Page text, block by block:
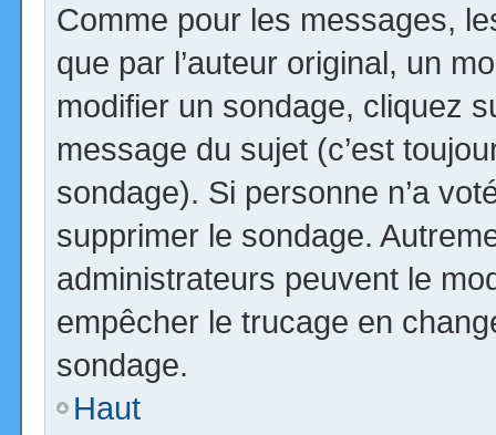
Comme pour les messages,
que par l’auteur original, un
modifier un sondage, cliquez
message du sujet (c’est
sondage). Si personne n’a
supprimer le sondage.
administrateurs peuvent le
empêcher le trucage en
sondage.
Haut